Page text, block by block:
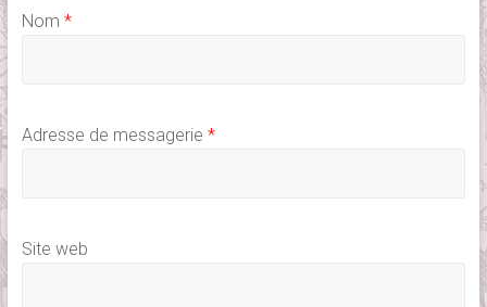
Nom *
Adresse de messagerie *
Site web